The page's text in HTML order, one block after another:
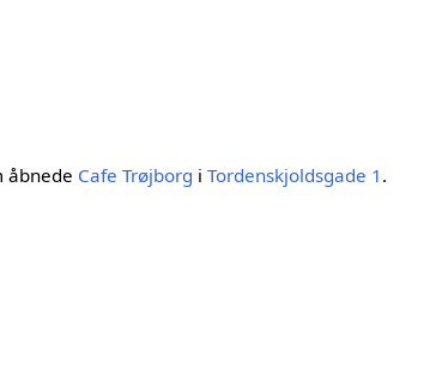
åbnede Cafe Trøjborg iTordenskjoldsgade 1 .